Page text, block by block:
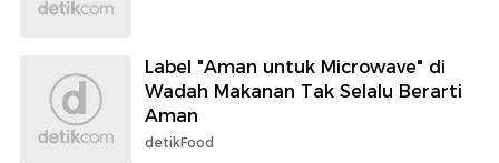
Label "Aman untuk Microwave" di
Wadah Makanan Tak Selalu Berarti
Aman
detikFood